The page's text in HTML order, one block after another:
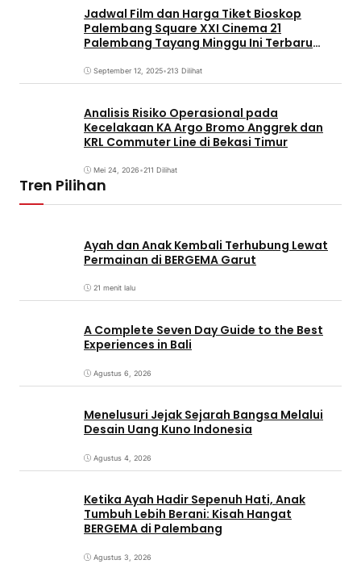
Jadwal Film dan Harga Tiket Bioskop
Palembang Square XXI Cinema 21
Palembang Tayang Minggu Ini Terbaru
September 12, 2025•213 Dilihat
Analisis Risiko Operasional pada
Kecelakaan KA Argo Bromo Anggrek dan
KRL Commuter Line di Bekasi Timur
Mei 24, 2026•211 Dilihat
Tren Pilihan
Ayah dan Anak Kembali Terhubung Lewat
Permainan di BERGEMA Garut
21 menit lalu
A Complete Seven Day Guide to the Best
Experiences in Bali
Agustus 6, 2026
Menelusuri Jejak Sejarah Bangsa Melalui
Desain Uang Kuno Indonesia
Agustus 4, 2026
Ketika Ayah Hadir Sepenuh Hati, Anak
Tumbuh Lebih Berani: Kisah Hangat
BERGEMA di Palembang
Agustus 3, 2026